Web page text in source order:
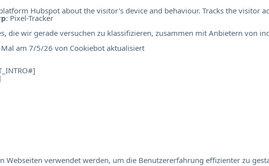
Hubspot about the visitor's device and behaviour. Tracks the visitor
: Pixel-Tracker
die wir gerade versuchen zu klassifizieren, zusammen mit Anbietern von
Mal am 7/5/26 von Cookiebot aktualisiert
Webseiten verwendet werden, um die Benutzererfahrung effizienter zu